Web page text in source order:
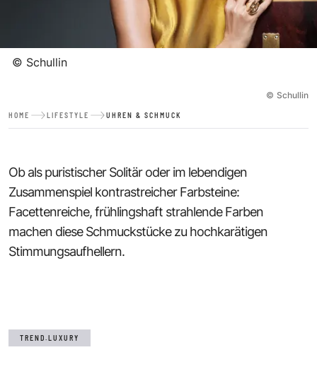
© Schullin
© Schullin
HOME LIFESTYLE UHREN & SCHMUCK
Ob als puristischer Solitär oder im lebendigen
Zusammenspiel kontrastreicher Farbsteine:
Facettenreiche, frühlingshaft strahlende Farben
machen diese Schmuckstücke zu hochkarätigen
Stimmungsaufhellern.
TREND.LUXURY